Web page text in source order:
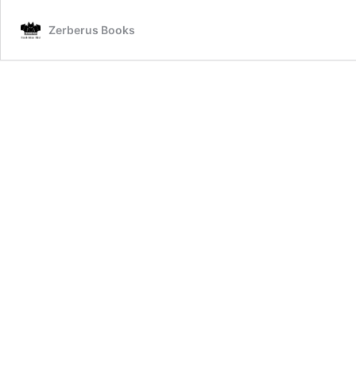
Zerberus Books